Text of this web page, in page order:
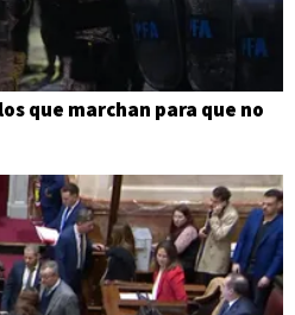
que marchan para que no